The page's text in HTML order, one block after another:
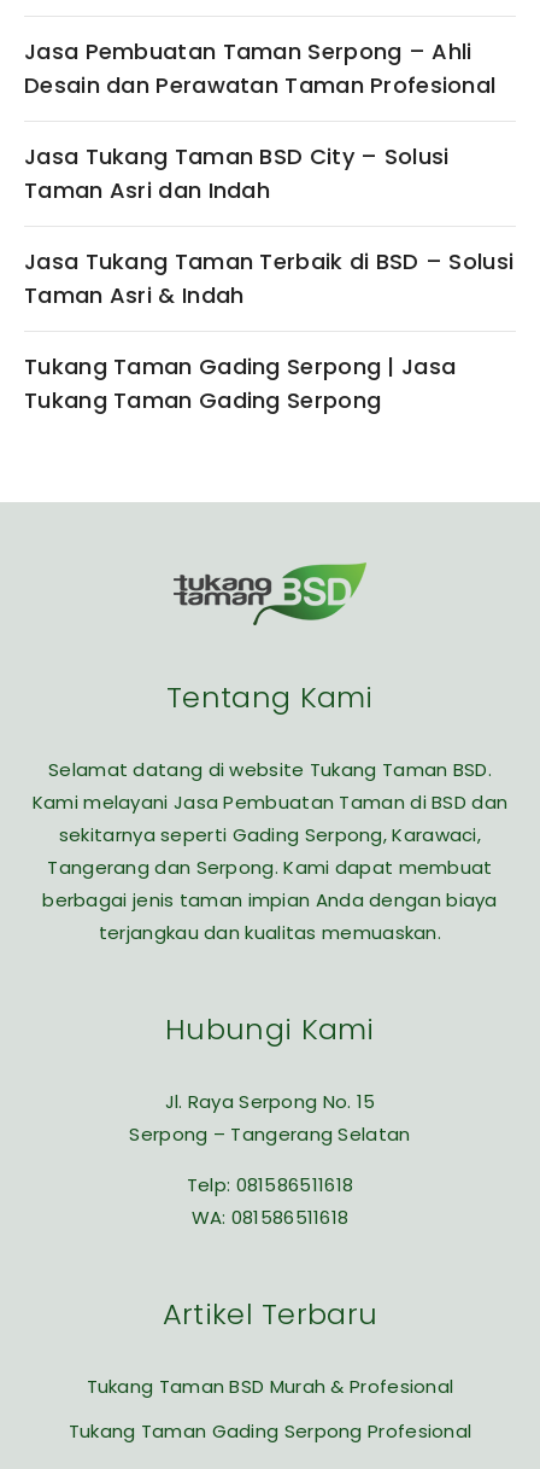
Jasa Pembuatan Taman Serpong – Ahli
Desain dan Perawatan Taman Profesional
Jasa Tukang Taman BSD City – Solusi
Taman Asri dan Indah
Jasa Tukang Taman Terbaik di BSD – Solusi
Taman Asri & Indah
Tukang Taman Gading Serpong | Jasa
Tukang Taman Gading Serpong
Tentang Kami
Selamat datang di website Tukang Taman BSD.
Kami melayani Jasa Pembuatan Taman di BSD dan
sekitarnya seperti Gading Serpong, Karawaci,
Tangerang dan Serpong. Kami dapat membuat
berbagai jenis taman impian Anda dengan biaya
terjangkau dan kualitas memuaskan.
Hubungi Kami
Jl. Raya Serpong No. 15
Serpong – Tangerang Selatan
Telp: 081586511618
WA: 081586511618
Artikel Terbaru
Tukang Taman BSD Murah & Profesional
Tukang Taman Gading Serpong Profesional